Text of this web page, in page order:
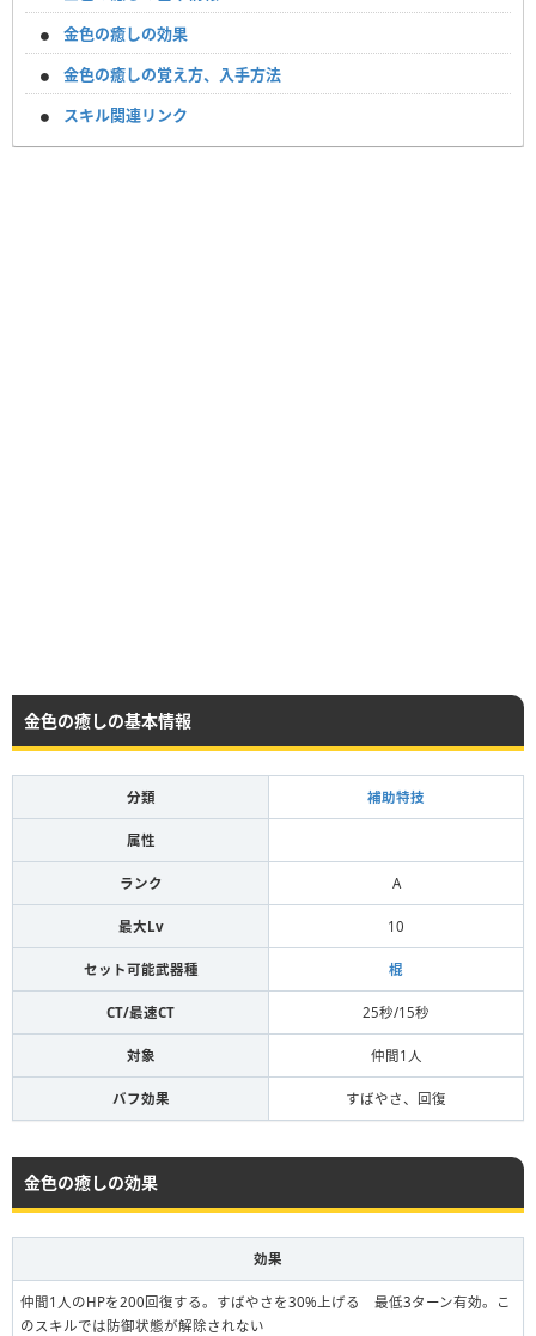
金色の癒しの効果
金色の癒しの覚え方、入手方法
スキル関連リンク
金色の癒しの基本情報
分類 補助特技
属性
ランク A
最大Lv 10
セット可能武器種 棍
CT/最速CT 25秒/15秒
対象 仲間1人
バフ効果 すばやさ、回復
金色の癒しの効果
効果
仲間1人のHPを200回復する。すばやさを30%上げる 最低3ターン有効。こ
のスキルでは防御状態が解除されない